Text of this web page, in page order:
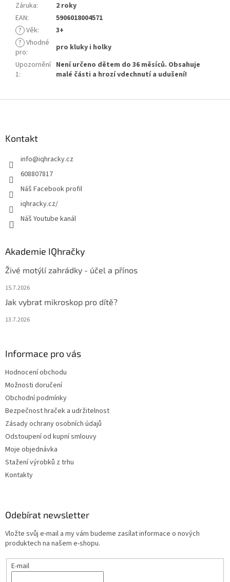
Záruka:
2 roky
EAN:
5906018004571
? Věk:
3+
? Vhodné
pro:
pro kluky i holky
Upozornění
1:
Není určeno dětem do 36 měsíců. Obsahuje
malé části a hrozí vdechnutí a udušení!
Kontakt
info@iqhracky.cz
608807817
Náš Facebook profil
iqhracky.cz/
Náš Youtube kanál
Akademie IQhračky
Živé motýlí zahrádky - účel a přínos
15.7.2026
Jak vybrat mikroskop pro dítě?
13.7.2026
Informace pro vás
Hodnocení obchodu
Možnosti doručení
Obchodní podmínky
Bezpečnost hraček a udržitelnost
Zásady ochrany osobních údajů
Odstoupení od kupní smlouvy
Moje objednávka
Stažení výrobků z trhu
Kontakty
Odebírat newsletter
Vložte svůj e-mail a my vám budeme zasílat informace o nových
produktech na našem e-shopu.
E-mail